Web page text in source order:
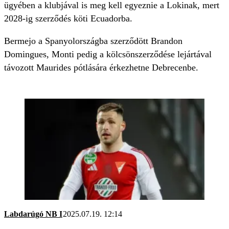
ügyében a klubjával is meg kell egyeznie a Lokinak, mert
2028-ig szerződés köti Ecuadorba.
Bermejo a Spanyolországba szerződött Brandon
Domingues, Monti pedig a kölcsönszerződése lejártával
távozott Maurides pótlására érkezhetne Debrecenbe.
Labdarúgó NB I2025.07.19. 12:14